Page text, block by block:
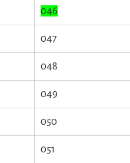
046
047
048
049
050
051